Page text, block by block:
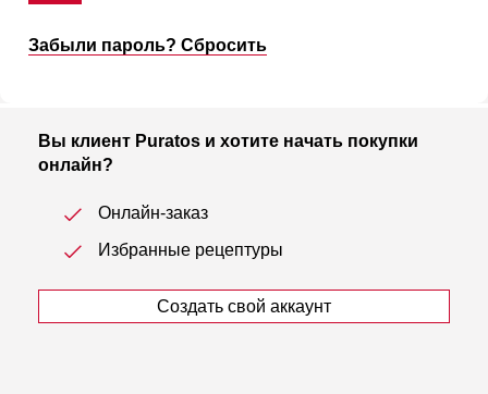
Забыли пароль? Сбросить
Вы клиент Puratos и хотите начать покупки
онлайн?
Онлайн-заказ
Избранные рецептуры
Создать свой аккаунт